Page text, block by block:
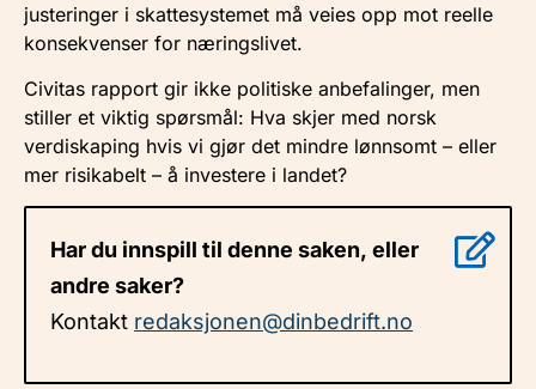
justeringer i skattesystemet må veies opp mot reelle
konsekvenser for næringslivet.
Civitas rapport gir ikke politiske anbefalinger, men
stiller et viktig spørsmål: Hva skjer med norsk
verdiskaping hvis vi gjør det mindre lønnsomt – eller
mer risikabelt – å investere i landet?
Har du innspill til denne saken, eller
andre saker?
Kontakt redaksjonen@dinbedrift.no